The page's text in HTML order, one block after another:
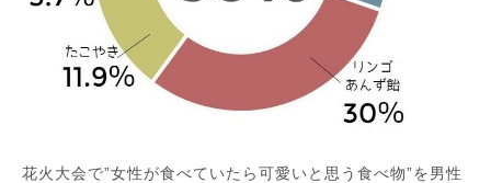
花火大会で”女性が食べていたら可愛いと思う食べ物”を男性